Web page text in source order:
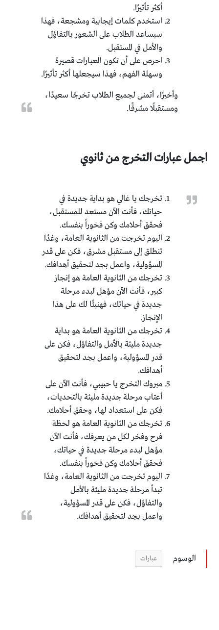
أكثر تأثيرًا.
استخدم كلمات إيجابية ومشجعة، فهذا
سيساعد الطلاب على الشعور بالتفاؤل
والأمل في المستقبل.
احرص على أن تكون العبارات قصيرة
وسهلة الفهم، فهذا سيجعلها أكثر تأثيرًا.
وأخيرًا، أتمنى لجميع الطلاب تخرجًا سعيدًا،
ومستقبلًا مشرقًا.
اجمل عبارات التخرج من ثانوي
تخرجك يا غالي هو بداية جديدة في
حياتك، فأنت الآن مستعد للمستقبل،
فحقق أحلامك وكن فخوراً بنفسك.
اليوم تخرجت من الثانوية العامة، وغدًا
تنطلق إلى مستقبل مشرق، فكن على قدر
المسؤولية، واعمل بجد لتحقيق أهدافك.
تخرجك من الثانوية العامة هو إنجاز
كبير، فأنت الآن مؤهل لبدء مرحلة
جديدة في حياتك، فهنيئًا لك على هذا
الإنجاز.
تخرجك من الثانوية العامة هو بداية
جديدة مليئة بالأمل والتفاؤل، فكن على
قدر المسؤولية، واعمل بجد لتحقيق
أهدافك.
مبروك التخرج يا حبيبي، فأنت الآن على
أعتاب مرحلة جديدة مليئة بالتحديات،
فكن على استعداد لها، وحقق أحلامك.
تخرجك من الثانوية العامة هو لحظة
فرح وفخر لكل من يعرفك، فأنت الآن
مؤهل لبدء مرحلة جديدة في حياتك،
فحقق أحلامك وكن فخوراً بنفسك.
اليوم تخرجت من الثانوية العامة، وغدًا
تبدأ مرحلة جديدة مليئة بالأمل
والتفاؤل، فكن على قدر المسؤولية،
واعمل بجد لتحقيق أهدافك.
الوسوم عبارات